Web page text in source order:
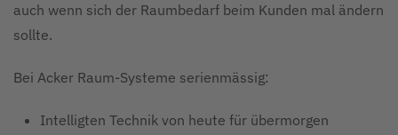
auch wenn sich der Raumbedarf beim Kunden mal ändern
sollte.
Bei Acker Raum-Systeme serienmässig:
Intelligten Technik von heute für übermorgen